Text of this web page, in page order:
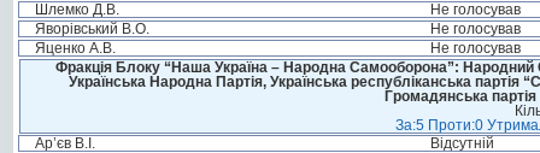
Шлемко Д.В.
Не голосував
Яворівський В.О.
Не голосував
Яценко А.В.
Не голосував
Фракція Блоку “Наша Україна – Народна Самооборона”: Народний
Українська Народна Партія, Українська республіканська
Громадянська
За:5 Проти:0
Ар’єв В.І.
Відсутній